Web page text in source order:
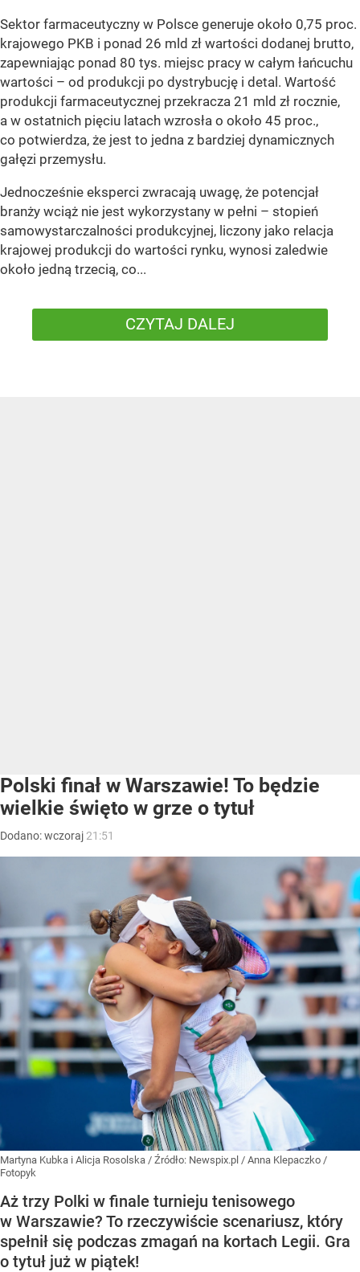
Sektor farmaceutyczny w Polsce generuje około 0,75 proc.
krajowego PKB i ponad 26 mld zł wartości dodanej brutto,
zapewniając ponad 80 tys. miejsc pracy w całym łańcuchu
wartości – od produkcji po dystrybucję i detal. Wartość
produkcji farmaceutycznej przekracza 21 mld zł rocznie,
a w ostatnich pięciu latach wzrosła o około 45 proc.,
co potwierdza, że jest to jedna z bardziej dynamicznych
gałęzi przemysłu.
Jednocześnie eksperci zwracają uwagę, że potencjał
branży wciąż nie jest wykorzystany w pełni – stopień
samowystarczalności produkcyjnej, liczony jako relacja
krajowej produkcji do wartości rynku, wynosi zaledwie
około jedną trzecią, co...
CZYTAJ DALEJ
Polski finał w Warszawie! To będzie
wielkie święto w grze o tytuł
Dodano:wczoraj 21:51
Martyna Kubka i Alicja Rosolska / Źródło: Newspix.pl / Anna Klepaczko /
Fotopyk
Aż trzy Polki w finale turnieju tenisowego
w Warszawie? To rzeczywiście scenariusz, który
spełnił się podczas zmagań na kortach Legii. Gra
o tytuł już w piątek!